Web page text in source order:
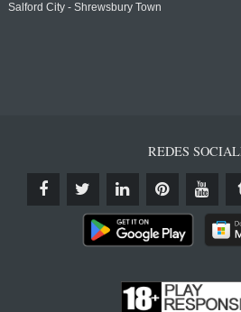
Salford City - Shrewsbury Town
REDES